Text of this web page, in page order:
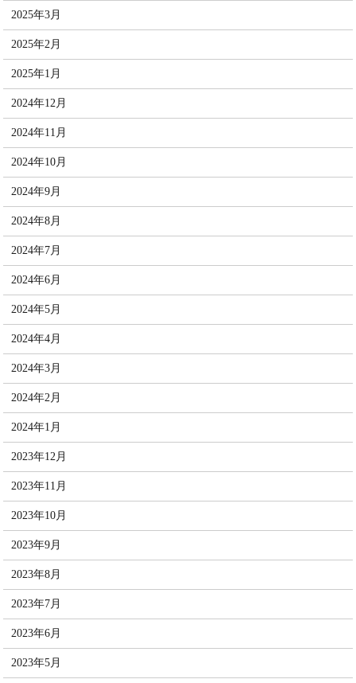
2025年3月
2025年2月
2025年1月
2024年12月
2024年11月
2024年10月
2024年9月
2024年8月
2024年7月
2024年6月
2024年5月
2024年4月
2024年3月
2024年2月
2024年1月
2023年12月
2023年11月
2023年10月
2023年9月
2023年8月
2023年7月
2023年6月
2023年5月